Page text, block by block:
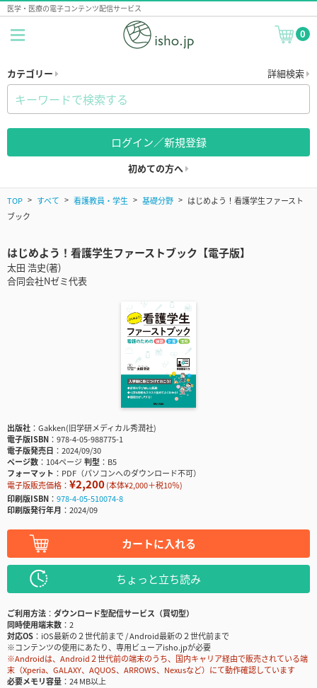
医学・医療の電子コンテンツ配信サービス
0
カテゴリー 詳細検索
ログイン／新規登録
初めての方へ
TOP すべて 看護教員・学生 基礎分野
はじめよう！看護学生ファースト
ブック
はじめよう！看護学生ファーストブック【電子版】
太田 浩史(著)
合同会社Nゼミ代表
出版社
Gakken(旧学研メディカル秀潤社)
電子版ISBN
978-4-05-988775-1
電子版発売日
2024/09/30
ページ数
104ページ判型
B5
フォーマット
PDF（パソコンへのダウンロード不可）
電子版販売価格： ¥2,200(本体¥2,000＋税10％)
印刷版ISBN
978-4-05-510074-8
印刷版発行年月
2024/09
カートに入れる
ちょっと立ち読み
ご利用方法
ダウンロード型配信サービス（買切型）
同時使用端末数
2
対応OS
iOS最新の２世代前まで / Android最新の２世代前まで
※コンテンツの使用にあたり、専用ビューアisho.jpが必要
※Androidは、Android２世代前の端末のうち、国内キャリア経由で販売されている端
末（Xperia、GALAXY、AQUOS、ARROWS、Nexusなど）にて動作確認しています
必要メモリ容量
24 MB以上